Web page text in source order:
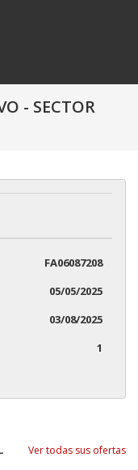
- SECTOR
FA06087208
05/05/2025
03/08/2025
1
Ver todas sus ofertas